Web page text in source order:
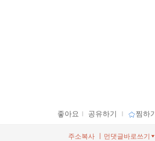
좋아요 ｌ 공유하기 ｌ 찜하기
먼댓글바로쓰기
주소복사